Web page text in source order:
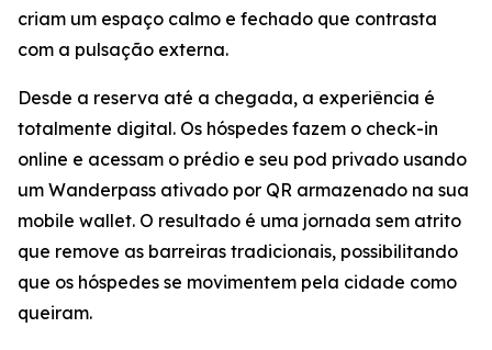
criam um espaço calmo e fechado que contrasta
com a pulsação externa.
Desde a reserva até a chegada, a experiência é
totalmente digital. Os hóspedes fazem o check-in
online e acessam o prédio e seu pod privado usando
um Wanderpass ativado por QR armazenado na sua
mobile wallet. O resultado é uma jornada sem atrito
que remove as barreiras tradicionais, possibilitando
que os hóspedes se movimentem pela cidade como
queiram.